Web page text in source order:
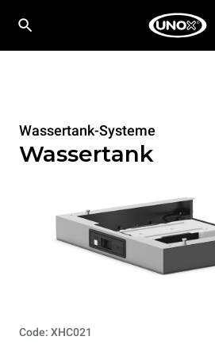
Wassertank-Systeme
Wassertank
Code: XHC021